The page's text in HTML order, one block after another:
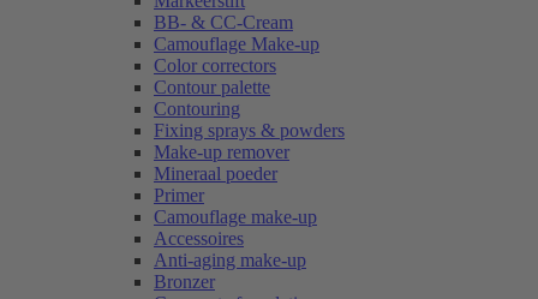
BB- & CC-Cream
Camouflage Make-up
Color correctors
Contour palette
Contouring
Fixing sprays & powders
Make-up remover
Mineraal poeder
Primer
Camouflage make-up
Accessoires
Anti-aging make-up
Bronzer